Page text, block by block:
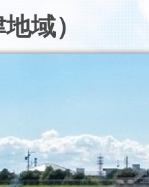
域）